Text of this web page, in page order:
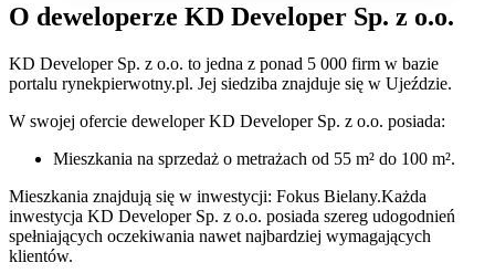
O deweloperze KD Developer Sp. z o.o.
KD Developer Sp. z o.o. to jedna z ponad 5 000 firm w bazie
portalu rynekpierwotny.pl. Jej siedziba znajduje się w Ujeździe.
W swojej ofercie deweloper KD Developer Sp. z o.o. posiada:
Mieszkania na sprzedaż o metrażach od 55 m² do 100 m².
Mieszkania znajdują się w inwestycji: Fokus Bielany.Każda
inwestycja KD Developer Sp. z o.o. posiada szereg udogodnień
spełniających oczekiwania nawet najbardziej wymagających
klientów.